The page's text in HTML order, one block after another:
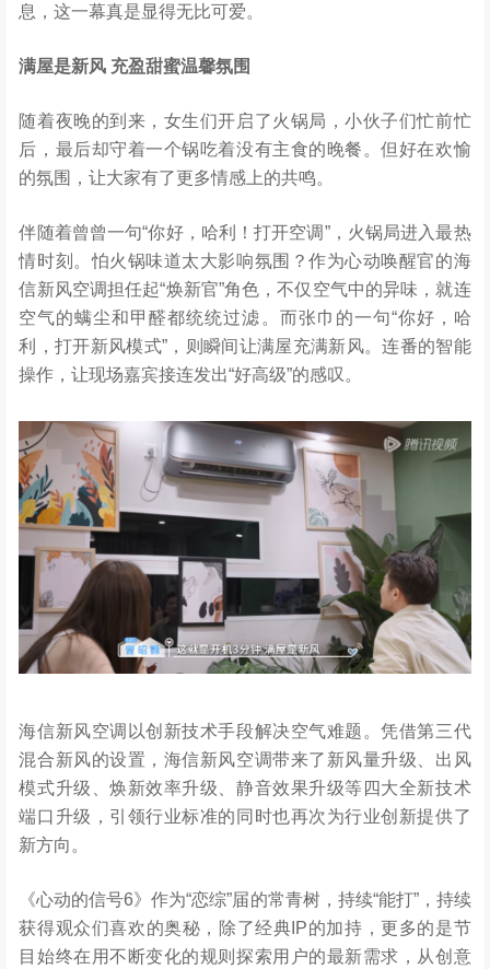
息，这一幕真是显得无比可爱。
满屋是新风 充盈甜蜜温馨氛围
随着夜晚的到来，女生们开启了火锅局，小伙子们忙前忙
后，最后却守着一个锅吃着没有主食的晚餐。但好在欢愉
的氛围，让大家有了更多情感上的共鸣。
伴随着曾曾一句“你好，哈利！打开空调”，火锅局进入最热
情时刻。怕火锅味道太大影响氛围？作为心动唤醒官的海
信新风空调担任起“焕新官”角色，不仅空气中的异味，就连
空气的螨尘和甲醛都统统过滤。而张巾的一句“你好，哈
利，打开新风模式”，则瞬间让满屋充满新风。连番的智能
操作，让现场嘉宾接连发出“好高级”的感叹。
海信新风空调以创新技术手段解决空气难题。凭借第三代
混合新风的设置，海信新风空调带来了新风量升级、出风
模式升级、焕新效率升级、静音效果升级等四大全新技术
端口升级，引领行业标准的同时也再次为行业创新提供了
新方向。
《心动的信号6》作为“恋综”届的常青树，持续“能打”，持续
获得观众们喜欢的奥秘，除了经典IP的加持，更多的是节
目始终在用不断变化的规则探索用户的最新需求，从创意